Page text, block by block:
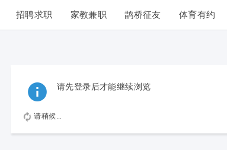
招聘求职 家教兼职 鹊桥征友 体育有约
请先登录后才能继续浏览
请稍候...